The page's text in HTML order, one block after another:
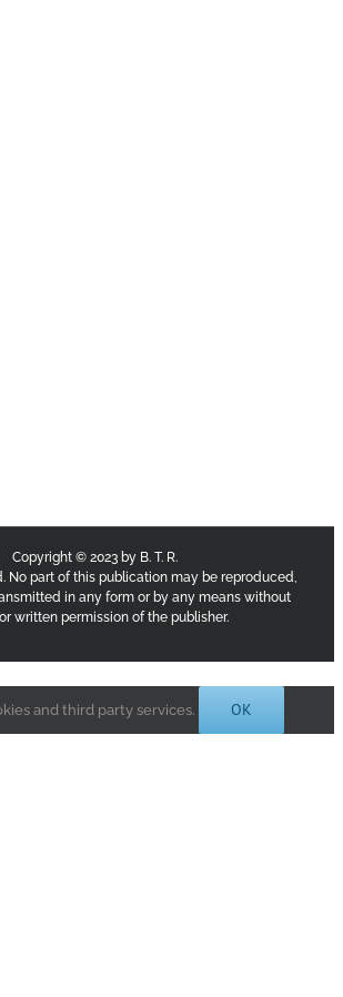
Copyright © 2023 by B. T. R.
No part of this publication may be reproduced,
in any form or by any means without
written permission of the publisher.
and third party services. OK